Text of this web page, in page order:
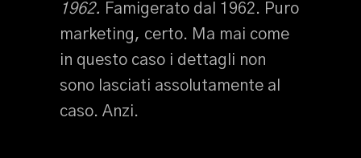
1962. Famigerato dal 1962. Puro
marketing, certo. Ma mai come
in questo caso i dettagli non
sono lasciati assolutamente al
caso. Anzi.